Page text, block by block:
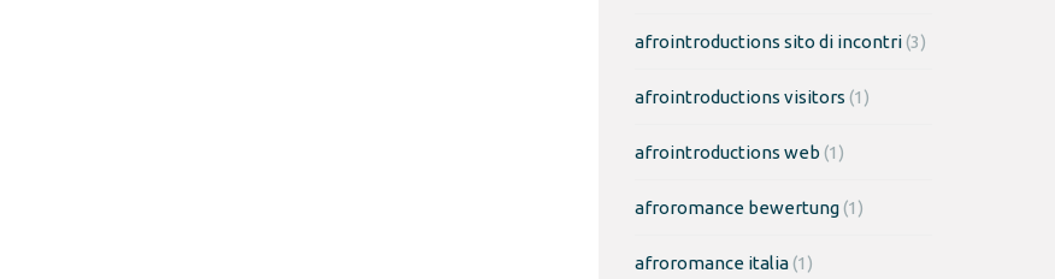
afrointroductions sito di incontri(3)
afrointroductions visitors (1)
afrointroductions web (1)
afroromance bewertung(1)
afroromance italia(1)